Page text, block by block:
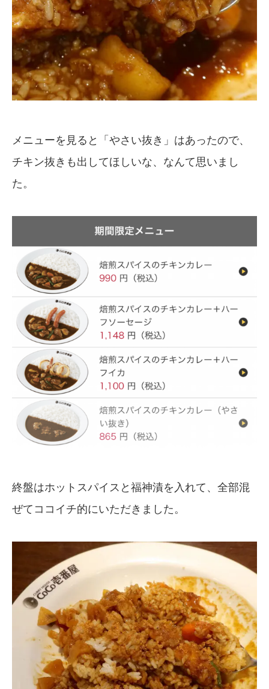
メニューを見ると「やさい抜き」はあったので、
チキン抜きも出してほしいな、なんて思いまし
た。
終盤はホットスパイスと福神漬を入れて、全部混
ぜてココイチ的にいただきました。